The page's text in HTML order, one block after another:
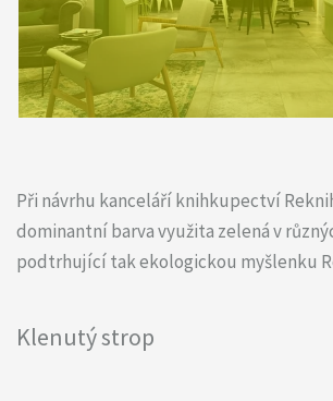
Při návrhu kanceláří knihkupectví
dominantní barva využita zelená v
podtrhující tak ekologickou myšlenku
Klenutý strop